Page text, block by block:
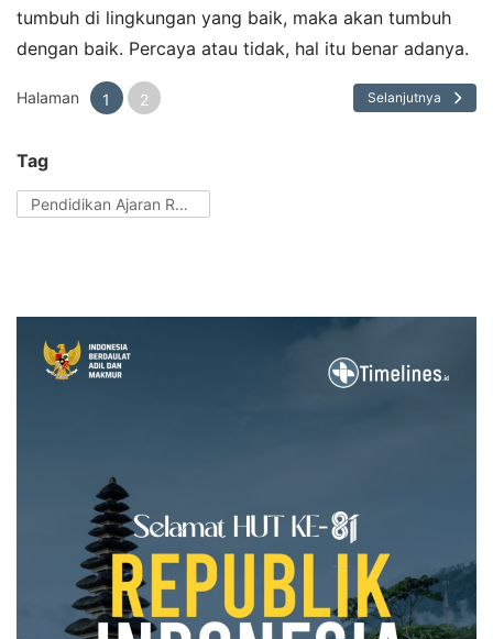
tumbuh di lingkungan yang baik, maka akan tumbuh
dengan baik. Percaya atau tidak, hal itu benar adanya.
Halaman 1 2 Selanjutnya
Tag
Pendidikan Ajaran Rasulullah